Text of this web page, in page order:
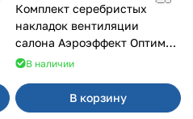
Комплект серебристых
накладок вентиляции
салона Аэроэффект Оптимал
на 4х4
В наличии
В корзину